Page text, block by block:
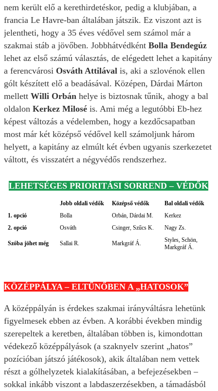
nem került elő a kerethirdetéskor, pedig a klubjában, a
francia Le Havre-ban általában játszik. Ez viszont azt is
jelentheti, hogy a 35 éves védővel sem számol már a
szakmai stáb a jövőben. Jobbhátvédként Bolla Bendegúz
lehet az első számú választás, de elégedett lehet a kapitány
a ferencvárosi Osváth Attilával is, aki a szlovénok ellen
gólt készített elő a beadásával. Középen, Dárdai Márton
mellett Willi Orbán helye is biztosnak tűnik, ahogy a bal
oldalon Kerkez Milosé is. Ami még a legutóbbi Eb-hez
képest változás a védelemben, hogy a kezdőcsapatban
most már két középső védővel kell számoljunk három
helyett, a kapitány az elmúlt két évben ugyanis szerkezetet
váltott, és visszatért a négyvédős rendszerhez.
Jobb oldali védők Középső védők
Bal oldali védők
1. opció
Bolla Orbán, Dárdai M.
Kerkez
2. opció
Osváth Csinger, Szűcs K. Nagy Zs.
Szóba jöhet még Sallai R. Markgráf Á.
Styles, Schön,
Markgráf Á.
LEHETSÉGES PRIORITÁSI SORREND – VÉDŐK
KÖZÉPPÁLYA – ELTŰNŐBEN A „HATOSOK”
A középpályán is érdekes szakmai irányváltásra lehetünk
figyelmesek ebben az évben. A korábbi években mindig
szerepeltek a keretben, általában többen is, kimondottan
védekező középpályások (a szaknyelv szerint „hatos”
pozícióban játszó játékosok), akik általában nem vettek
részt a gólhelyzetek kialakításában, a befejezésekben –
sokkal inkább viszont a labdaszerzésekben, a támadásból